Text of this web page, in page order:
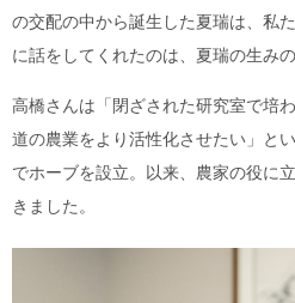
の交配の中から誕生した夏瑞は、私
に話をしてくれたのは、夏瑞の生み
高橋さんは「閉ざされた研究室で培
道の農業をより活性化させたい」と
でホーブを設立。以来、農家の役に
きました。